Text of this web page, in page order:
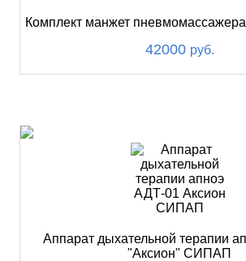
Комплект манжет
42000 руб.
Аппарат дыхательной терапии
"Аксион" СИПАП